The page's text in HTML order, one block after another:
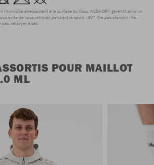
l'humidité directement à la surface du tissu. KEEP DRY garantit ainsi un
évite de vous refroidir pendant le sport. 40° Ne pas blanchir Ne
pas nettoyer à sec
POUR MAILLOT
ML